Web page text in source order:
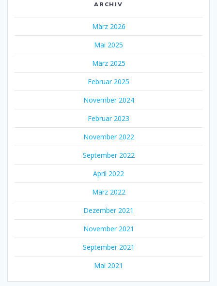
ARCHIV
März 2026
Mai 2025
März 2025
Februar 2025
November 2024
Februar 2023
November 2022
September 2022
April 2022
März 2022
Dezember 2021
November 2021
September 2021
Mai 2021